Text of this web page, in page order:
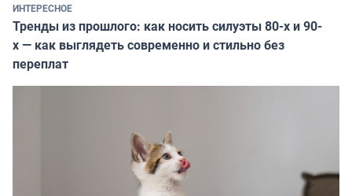
ИНТЕРЕСНОЕ
Тренды из прошлого: как носить силуэты 80-х и 90-
х — как выглядеть современно и стильно без
переплат